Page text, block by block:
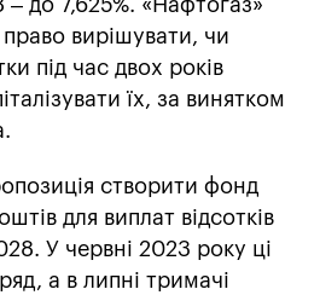
до 7,625%. «Нафтогаз»
вирішувати, чи
під час двох років
їх, за винятком
створити фонд
для виплат відсотків
У червні 2023 року ці
а в липні тримачі